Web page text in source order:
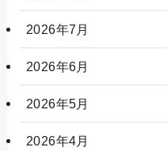
2026年7月
2026年6月
2026年5月
2026年4月